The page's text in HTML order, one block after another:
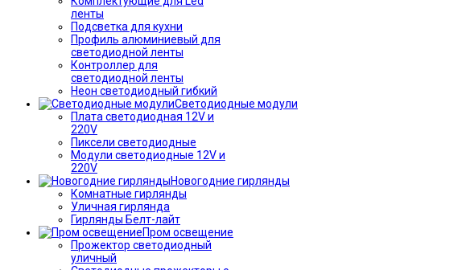
ленты
Подсветка для кухни
Профиль алюминиевый для
светодиодной ленты
Контроллер для
светодиодной ленты
Неон светодиодный гибкий
Светодиодные модули
Плата светодиодная 12V и
220V
Пиксели светодиодные
Модули светодиодные 12V и
220V
Новогодние гирлянды
Комнатные гирлянды
Уличная гирлянда
Гирлянды Белт-лайт
Пром освещение
Прожектор светодиодный
уличный